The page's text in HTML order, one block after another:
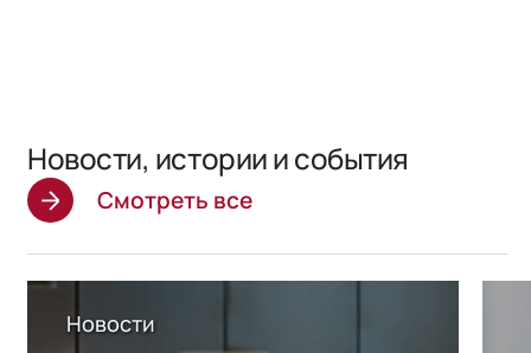
Новости, истории и события
Смотреть все
Новости